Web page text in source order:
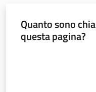
Argomenti
Quanto sono
questa pagina?